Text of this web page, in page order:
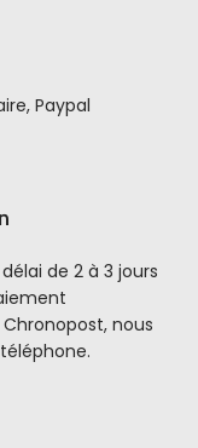
Paypal
de 2 à 3 jours
nous